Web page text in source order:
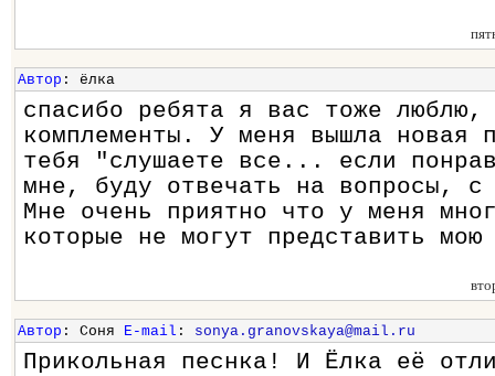
Автор : ёлка
спасибо ребята я вас тоже люблю,
комплементы. У меня вышла новая
тебя "слушаете все... если
мне, буду отвечать на вопросы, с
Мне очень приятно что у меня
которые не могут представить
Автор : Соня E-mail : sonya.granovskaya@mail.ru
Прикольная песнка! И Ёлка её